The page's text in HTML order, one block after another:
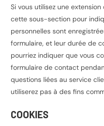
Si vous utilisez une
cette sous-section pour
personnelles sont
formulaire, et leur durée de
pourriez indiquer que vous
formulaire de contact
questions liées au service
utiliserez pas à des fins
COOKIES